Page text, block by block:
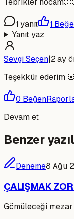
Tebrikler
1 yanıt 1
Yanıt yaz
Sevgi Seçen|2 ay
Teşekkür ederim 🌸
0 Beğen
Devam et
Benzer
Deneme8 Ağu
ÇALIŞMAK
Gömüleceği